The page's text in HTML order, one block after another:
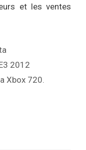
et les ventes
2012
Xbox 720.